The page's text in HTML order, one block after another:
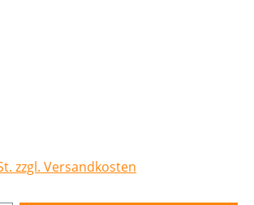
zzgl. Versandkosten